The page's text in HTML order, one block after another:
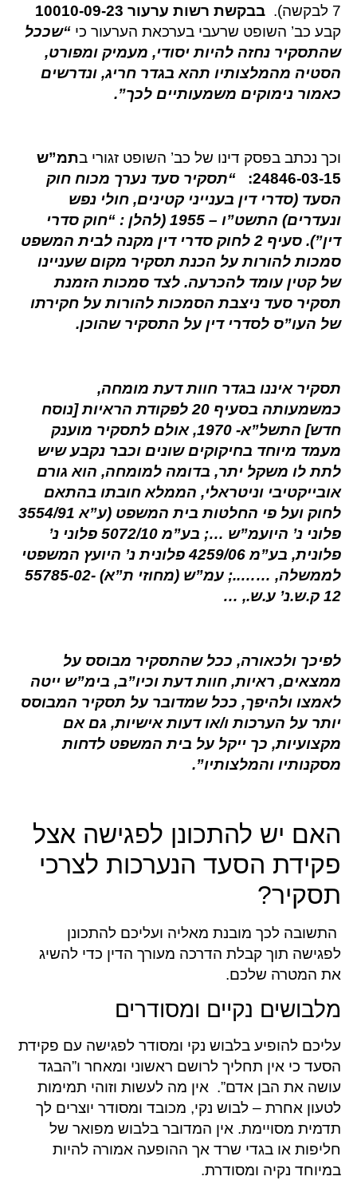
7 לבקשה).
בבקשת רשות ערעור 10010-09-23
קבע כב’ השופט שרעבי בערכאת הערעור כי “שככל
שהתסקיר נחזה להיות יסודי, מעמיק ומפורט,
הסטיה מהמלצותיו תהא בגדר חריג, ונדרשים
כאמור נימוקים משמעותיים לכך”.
וכך נכתב בפסק דינו של כב’ השופט זגורי בתמ”ש
24846-03-15:
“תסקיר סעד נערך מכוח חוק
הסעד (סדרי דין בענייני קטינים, חולי נפש
ונעדרים) התשט”ו – 1955 (להלן : “חוק סדרי
דין”). סעיף 2 לחוק סדרי דין מקנה לבית המשפט
סמכות להורות על הכנת תסקיר מקום שעניינו
של קטין עומד להכרעה. לצד סמכות הזמנת
תסקיר סעד ניצבת הסמכות להורות על חקירתו
של העו”ס לסדרי דין על התסקיר שהוכן.
תסקיר איננו בגדר חוות דעת מומחה,
כמשמעותה בסעיף 20 לפקודת הראיות [נוסח
חדש] התשל”א- 1970, אולם לתסקיר מוענק
מעמד מיוחד בחיקוקים שונים וכבר נקבע שיש
לתת לו משקל יתר, בדומה למומחה, הוא גורם
אובייקטיבי וניטראלי, הממלא חובתו בהתאם
לחוק ועל פי החלטות בית המשפט (ע”א 3554/91
פלוני נ’ היועמ”ש …; בע”מ 5072/10 פלוני נ’
פלונית, בע”מ 4259/06 פלונית נ’ היועץ המשפטי
לממשלה, ……..; עמ”ש (מחוזי ת”א) 55785-02-
12 ק.ש.נ’ ע.ש., …
לפיכך ולכאורה, ככל שהתסקיר מבוסס על
ממצאים, ראיות, חוות דעת וכיו”ב, בימ”ש ייטה
לאמצו ולהיפך, ככל שמדובר על תסקיר המבוסס
יותר על הערכות ו/או דעות אישיות, גם אם
מקצועיות, כך ייקל על בית המשפט לדחות
מסקנותיו והמלצותיו”.
האם יש להתכונן לפגישה אצל
פקידת הסעד הנערכות לצרכי
תסקיר?
התשובה לכך מובנת מאליה ועליכם להתכונן
לפגישה תוך קבלת הדרכה מעורך הדין כדי להשיג
את המטרה שלכם.
מלבושים נקיים ומסודרים
עליכם להופיע בלבוש נקי ומסודר לפגישה עם פקידת
הסעד כי אין תחליך לרושם ראשוני ומאחר ו”הבגד
עושה את הבן אדם”. אין מה לעשות וזוהי תמימות
לטעון אחרת – לבוש נקי, מכובד ומסודר יוצרים לך
תדמית מסויימת. אין המדובר בלבוש מפואר של
חליפות או בגדי שרד אך ההופעה אמורה להיות
במיוחד נקיה ומסודרת.